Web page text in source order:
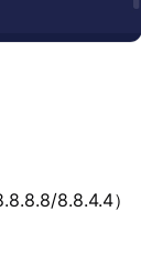
8.8.4.4）